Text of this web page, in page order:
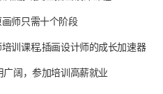
师只需十个阶段
训课程,插画设计师的成长加速器
广阔，参加培训高薪就业